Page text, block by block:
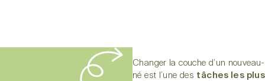
Changer la couche d’un nouveau-
né est l’une des tâches les plus